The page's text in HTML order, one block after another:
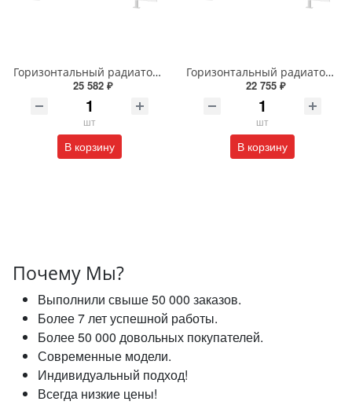
Горизонтальный радиатор с боковым подключением напольный Arbiola Gorizont Liner HZ 91505 50 х 48 см белый
25 582 ₽
шт
В корзину
Горизонтальный радиатор с боковым подключением напольный Arbiola Gorizont Liner HZ 91544 125 х 28 см белый
22 755 ₽
шт
В корзину
Почему Мы?
Выполнили свыше 50 000 заказов.
Более 7 лет успешной работы.
Более 50 000 довольных покупателей.
Современные модели.
Индивидуальный подход!
Всегда низкие цены!